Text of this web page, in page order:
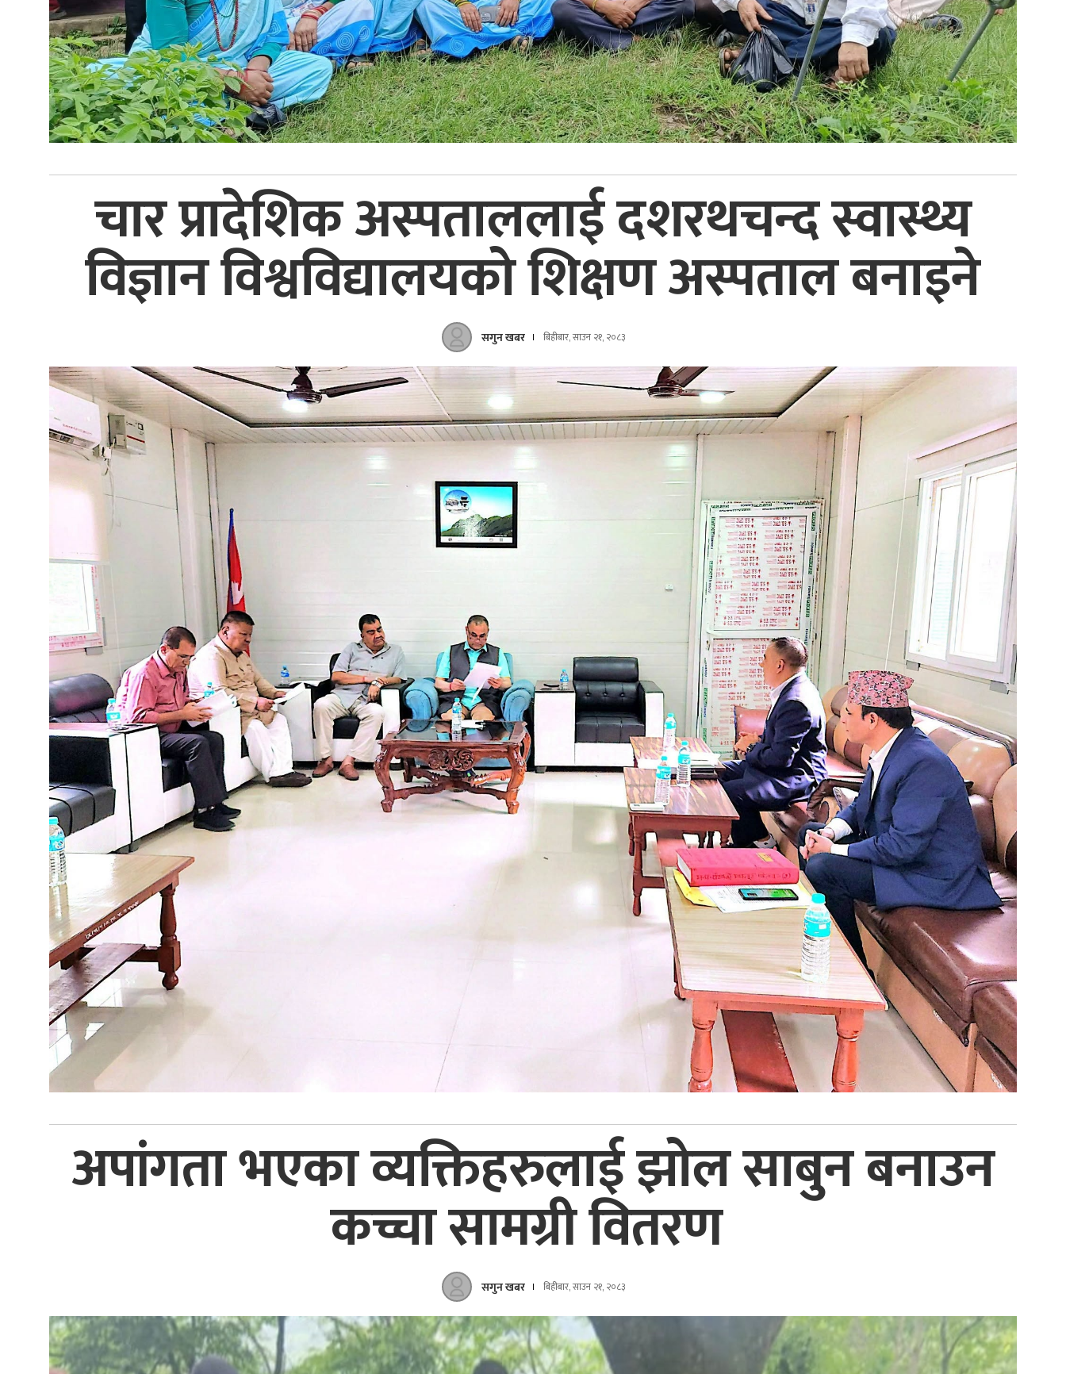
चार प्रादेशिक अस्पताललाई दशरथचन्द स्वास्थ्य
विज्ञान विश्वविद्यालयको शिक्षण अस्पताल बनाइने
सगुन खबर बिहीबार, साउन २१, २०८३
अपांगता भएका व्यक्तिहरुलाई झोल साबुन बनाउन
कच्चा सामग्री वितरण
सगुन खबर बिहीबार, साउन २१, २०८३